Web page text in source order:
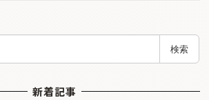
検索
新着記事